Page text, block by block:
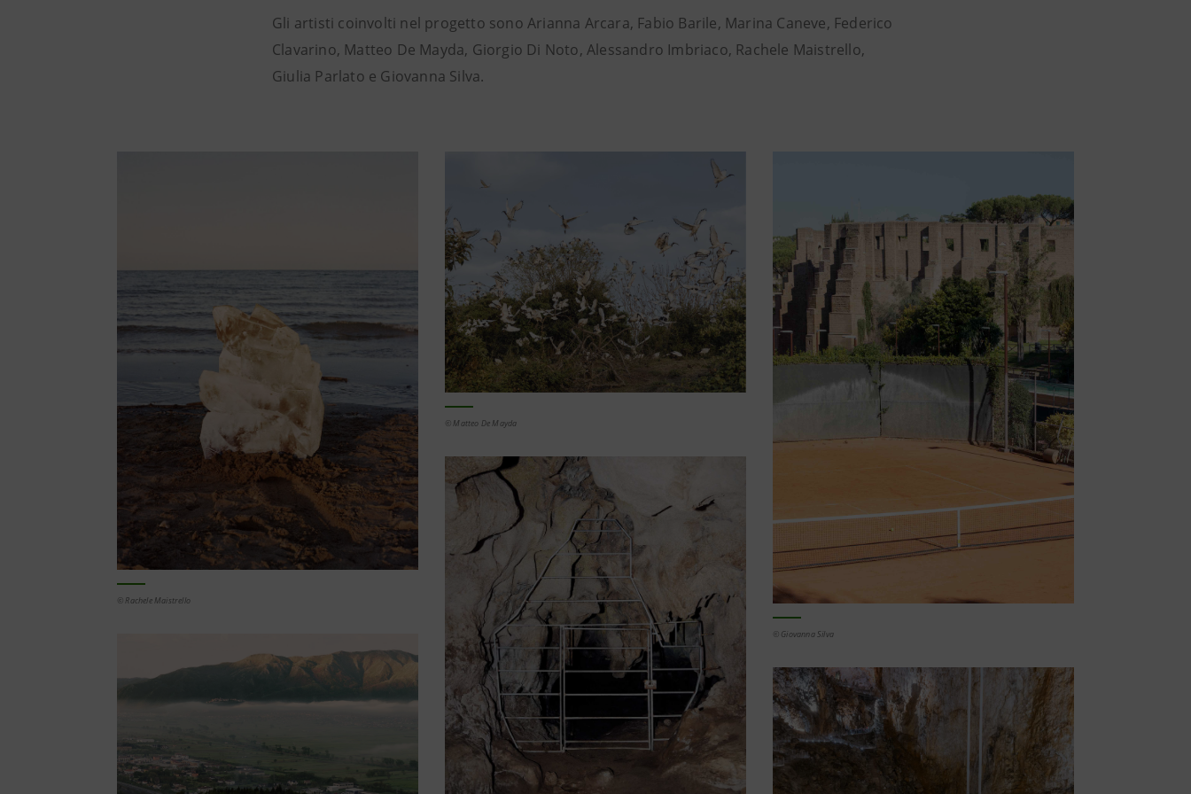
Gli artisti coinvolti nel progetto sono Arianna Arcara, Fabio Barile, Marina Caneve, Federico
Clavarino, Matteo De Mayda, Giorgio Di Noto, Alessandro Imbriaco, Rachele Maistrello,
Giulia Parlato e Giovanna Silva.
© Rachele Maistrello
© Matteo De Mayda
© Giovanna Silva